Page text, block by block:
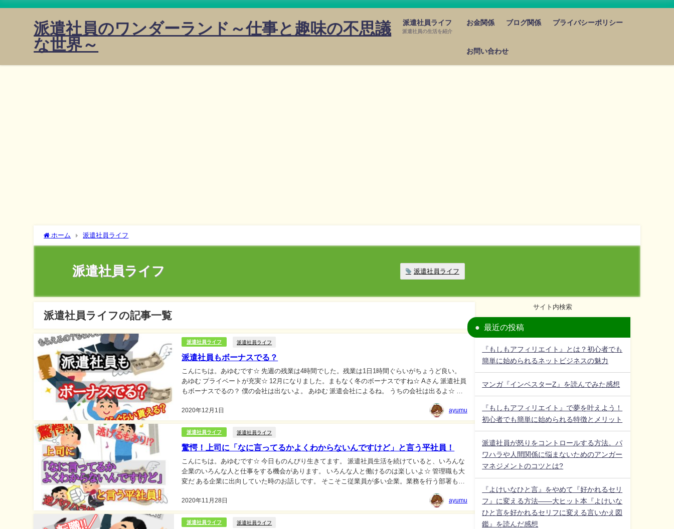
派遣社員のワンダーランド～仕事と趣味の不思議
な世界～
派遣社員ライフ
派遣社員の生活を紹介
お金関係 ブログ関係 プライバシーポリシー
お問い合わせ
ホーム 派遣社員ライフ
派遣社員ライフ 派遣社員ライフ
派遣社員ライフの記事一覧
派遣社員ライフ 派遣社員ライフ
派遣社員もボーナスでる？
2020年12月1日
こんにちは。あゆむです☆ 先週の残業は4時間でした。残業は1日1時間ぐらいがちょうど良い。
あゆむ プライベートが充実☆ 12月になりました。まもなく冬のボーナスですね☆ Aさん 派遣社員
もボーナスでるの？ 僕の会社は出ないよ。 あゆむ 派遣会社によるね。 うちの会社は出るよ☆ 派
ayumu
派遣社員ライフ 派遣社員ライフ
驚愕！上司に「なに言ってるかよくわからないんですけど」と言う平社員！
2020年11月28日
こんにちは。あゆむです☆ 今日ものんびり生きてます。 派遣社員生活を続けていると、いろんな
企業のいろんな人と仕事をする機会があります。 いろんな人と働けるのは楽しいよ☆ 管理職も大
変だ ある企業に出向していた時のお話しです。 そこそこ従業員が多い企業。業務を行う部署も人
ayumu
派遣社員ライフ 派遣社員ライフ
サイト内検索
最近の投稿
『もしもアフィリエイト』とは？初心者でも
簡単に始められるネットビジネスの魅力
マンガ『インベスターZ』を読んでみた感想
『もしもアフィリエイト』で夢を叶えよう！
初心者でも簡単に始められる特徴とメリット
派遣社員が怒りをコントロールする方法。パ
ワハラや人間関係に悩まないためのアンガー
マネジメントのコツとは?
『よけいなひと言』をやめて『好かれるセリ
フ』に変える方法――大ヒット本『よけいな
ひと言を好かれるセリフに変える言いかえ図
鑑』を読んだ感想